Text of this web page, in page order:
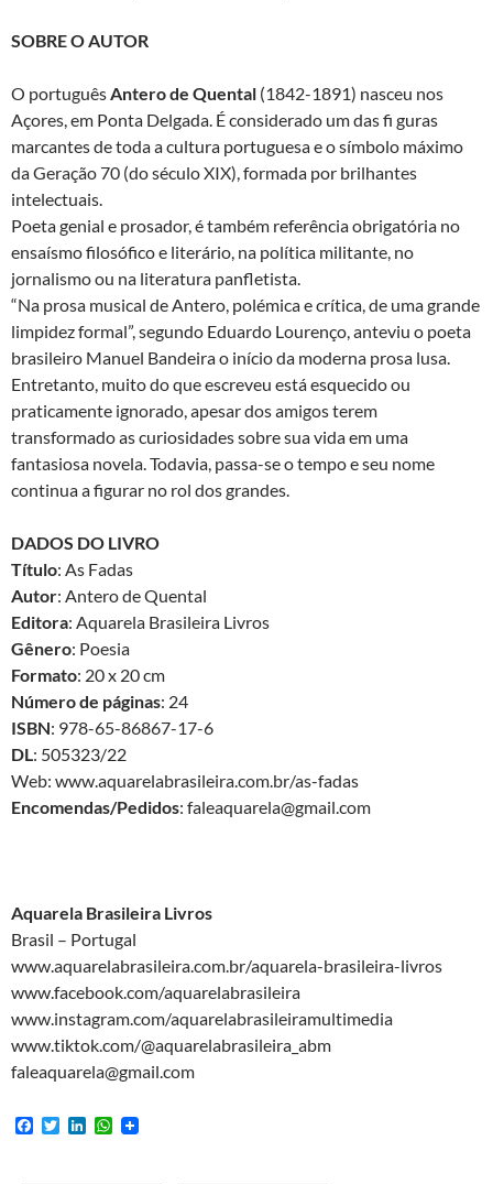
SOBRE O AUTOR
O portuguêsAntero de Quental (1842-1891) nasceu nos
Açores, em Ponta Delgada. É considerado um das fi guras
marcantes de toda a cultura portuguesa e o símbolo máximo
da Geração 70 (do século XIX), formada por brilhantes
intelectuais.
Poeta genial e prosador, é também referência obrigatória no
ensaísmo filosófico e literário, na política militante, no
jornalismo ou na literatura panfletista.
“Na prosa musical de Antero, polémica e crítica, de uma grande
limpidez formal”, segundo Eduardo Lourenço, anteviu o poeta
brasileiro Manuel Bandeira o início da moderna prosa lusa.
Entretanto, muito do que escreveu está esquecido ou
praticamente ignorado, apesar dos amigos terem
transformado as curiosidades sobre sua vida em uma
fantasiosa novela. Todavia, passa-se o tempo e seu nome
continua a figurar no rol dos grandes.
DADOS DO LIVRO
Título: As Fadas
Autor: Antero de Quental
Editora: Aquarela Brasileira Livros
Gênero: Poesia
Formato: 20 x 20 cm
Número de páginas: 24
ISBN: 978-65-86867-17-6
DL: 505323/22
Web: www.aquarelabrasileira.com.br/as-fadas
Encomendas/Pedidos: faleaquarela@gmail.com
Aquarela Brasileira Livros
Brasil – Portugal
www.aquarelabrasileira.com.br/aquarela-brasileira-livros
www.facebook.com/aquarelabrasileira
www.instagram.com/aquarelabrasileiramultimedia
www.tiktok.com/@aquarelabrasileira_abm
faleaquarela@gmail.com
F
T
W